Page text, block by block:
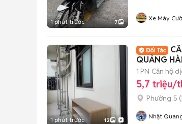
1 phút trước 7 Xe Máy
1 phút trước 12
QUẢNG
1 PN Căn hộ
5,7 triệu/
Phường 5 (
Nhật